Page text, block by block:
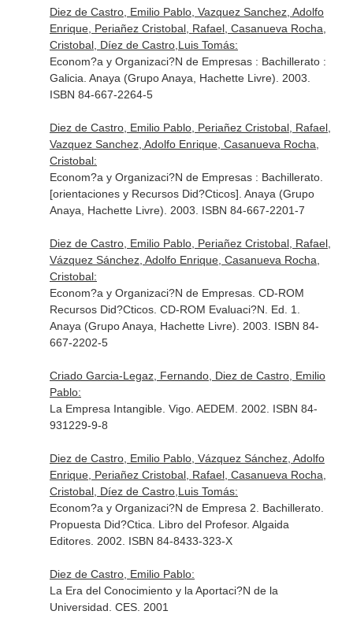
Diez de Castro, Emilio Pablo, Vazquez Sanchez, Adolfo
Enrique, Periañez Cristobal, Rafael, Casanueva Rocha,
Cristobal, Díez de Castro,Luis Tomás:
Econom?a y Organizaci?N de Empresas : Bachillerato :
Galicia. Anaya (Grupo Anaya, Hachette Livre). 2003.
ISBN 84-667-2264-5
Diez de Castro, Emilio Pablo, Periañez Cristobal, Rafael,
Vazquez Sanchez, Adolfo Enrique, Casanueva Rocha,
Cristobal:
Econom?a y Organizaci?N de Empresas : Bachillerato.
[orientaciones y Recursos Did?Cticos]. Anaya (Grupo
Anaya, Hachette Livre). 2003. ISBN 84-667-2201-7
Diez de Castro, Emilio Pablo, Periañez Cristobal, Rafael,
Vázquez Sánchez, Adolfo Enrique, Casanueva Rocha,
Cristobal:
Econom?a y Organizaci?N de Empresas. CD-ROM
Recursos Did?Cticos. CD-ROM Evaluaci?N. Ed. 1.
Anaya (Grupo Anaya, Hachette Livre). 2003. ISBN 84-
667-2202-5
Criado Garcia-Legaz, Fernando, Diez de Castro, Emilio
Pablo:
La Empresa Intangible. Vigo. AEDEM. 2002. ISBN 84-
931229-9-8
Diez de Castro, Emilio Pablo, Vázquez Sánchez, Adolfo
Enrique, Periañez Cristobal, Rafael, Casanueva Rocha,
Cristobal, Díez de Castro,Luis Tomás:
Econom?a y Organizaci?N de Empresa 2. Bachillerato.
Propuesta Did?Ctica. Libro del Profesor. Algaida
Editores. 2002. ISBN 84-8433-323-X
Diez de Castro, Emilio Pablo:
La Era del Conocimiento y la Aportaci?N de la
Universidad. CES. 2001